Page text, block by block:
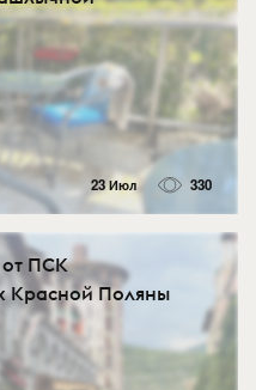
23 Июл 330
ПСК
Красной Поляны